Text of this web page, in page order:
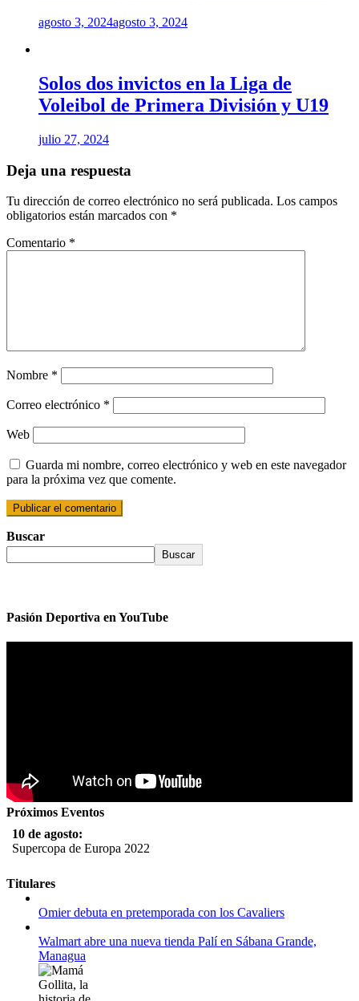
agosto 3, 2024agosto 3, 2024
Solos dos invictos en la Liga de
Voleibol de Primera División y U19
julio 27, 2024
Deja una respuesta
Tu dirección de correo electrónico no será publicada. Los campos
obligatorios están marcados con *
Comentario *
Nombre *
Correo electrónico *
Web
Guarda mi nombre, correo electrónico y web en este navegador
para la próxima vez que comente.
Buscar
Buscar
Pasión Deportiva en YouTube
Próximos Eventos
10 de agosto:
Supercopa de Europa 2022
11 al 21 de agosto:
Campeonato Europeo de Natación 2022
12 de agosto:
Empieza La Liga 2022-2023
Titulares
Omier debuta en pretemporada con los Cavaliers
Walmart abre una nueva tienda Palí en Sábana Grande,
Managua